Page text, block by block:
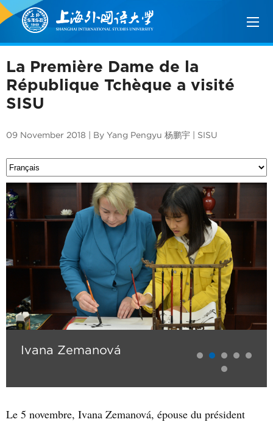
La Première Dame de la
République Tchèque a visité
SISU
09 November 2018 | By Yang Pengyu 杨鹏宇 | SISU
Ivana Zemanová
Le 5 novembre, Ivana Zemanová, épouse du président